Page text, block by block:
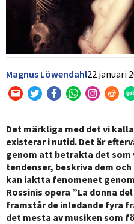
Magnus Löwendahl22 januari
Det märkliga med det vi
existerar i nutid. Det är
genom att betrakta det
tendenser, beskriva dem
kan iaktta fenomenet
Rossinis opera ”La donna
framstår de inledande fyra
det mesta av musiken som